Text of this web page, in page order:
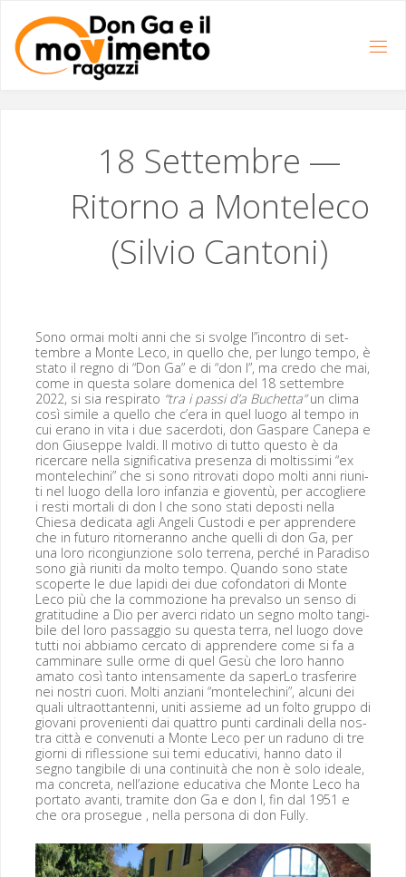
contenuto
18 Settembre —
Ritorno a Monteleco
(Silvio Cantoni)
Sono ormai molti anni che si svolge l”incontro di set­
tem­bre a Monte Leco, in quel­lo che, per lun­go tem­po, è
sta­to il reg­no di “Don Ga” e di “don I”, ma cre­do che mai,
come in ques­ta solare domeni­ca del 18 set­tem­bre
2022, si sia res­pi­ra­to “tra i pas­si d’a Buchet­ta”un cli­ma
così sim­i­le a quel­lo che c’era in quel luo­go al tem­po in
cui era­no in vita i due sac­er­doti, don Gas­pare Canepa e
don Giuseppe Ival­di. Il moti­vo di tut­to questo è da
ricer­care nel­la sig­ni­fica­ti­va pre­sen­za di moltissi­mi “ex
mon­t­ele­chi­ni” che si sono ritrovati dopo molti anni riu­ni­
ti nel luo­go del­la loro infanzia e gioven­tù, per accogliere
i resti mor­tali di don I che sono sta­ti deposti nel­la
Chiesa ded­i­ca­ta agli Angeli Cus­to­di e per appren­dere
che in futuro ritorner­an­no anche quel­li di don Ga, per
una loro ricon­giun­zione solo ter­re­na, per­ché in Par­adiso
sono già riu­ni­ti da molto tem­po. Quan­do sono state
scop­erte le due lapi­di dei due cofonda­tori di Monte
Leco più che la com­mozione ha preval­so un sen­so di
grat­i­tu­dine a Dio per aver­ci rida­to un seg­no molto tan­gi­
bile del loro pas­sag­gio su ques­ta ter­ra, nel luo­go dove
tut­ti noi abbi­amo cer­ca­to di appren­dere come si fa a
cam­minare sulle orme di quel Gesù che loro han­no
ama­to così tan­to inten­sa­mente da saper­Lo trasferire
nei nos­tri cuori. Molti anziani “mon­t­ele­chi­ni”, alcu­ni dei
quali ultra­ot­tan­ten­ni, uni­ti assieme ad un folto grup­po di
gio­vani prove­ni­en­ti dai quat­tro pun­ti car­di­nali del­la nos­
tra cit­tà e con­venu­ti a Monte Leco per un raduno di tre
giorni di rif­les­sione sui temi educa­tivi, han­no dato il
seg­no tan­gi­bile di una con­ti­nu­ità che non è solo ide­ale,
ma conc­re­ta, nel­l’azione educa­ti­va che Monte Leco ha
por­ta­to avan­ti, tramite don Ga e don I, fin dal 1951 e
che ora pros­egue , nel­la per­sona di don Fully.